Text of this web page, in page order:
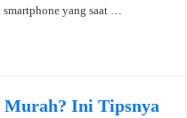
smartphone yang saat …
Murah? Ini Tipsnya